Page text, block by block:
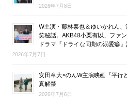
2026年7月8日
W主演・藤林泰也＆ゆいかれん
笑秘話。AKB48小栗有以、ファ
ドラマ『ドライな同期の溺愛癖
2026年7月7日
安田章大×のんW主演映画『平行
真解禁
2026年7月6日